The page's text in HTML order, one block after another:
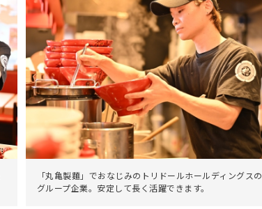
「丸亀製麵」でおなじみのトリドールホールディングスの
グループ企業。安定して長く活躍できます。